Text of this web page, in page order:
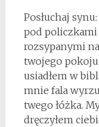
Posłuchaj
pod policzkami
rozsypanymi
twojego
usiadłem w
mnie fala
twego łóżka.
dręczyłem